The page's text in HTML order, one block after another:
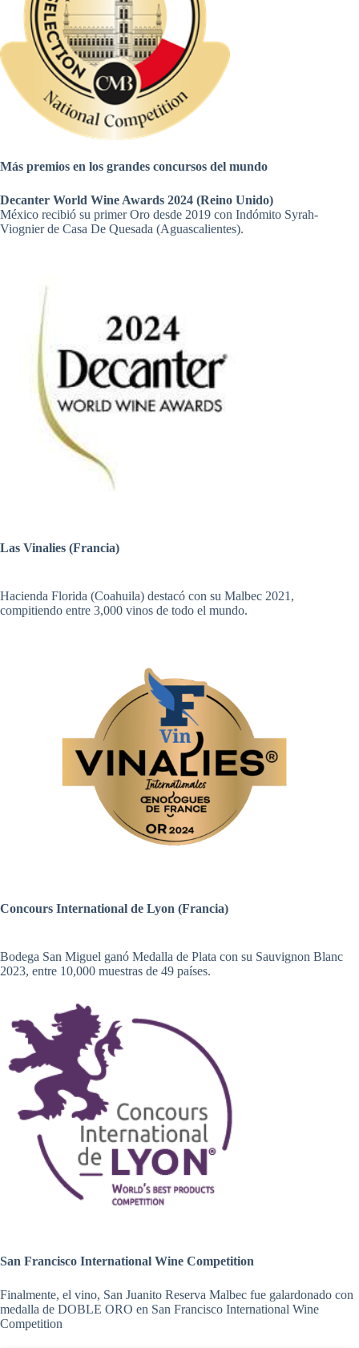
Más premios en los grandes concursos del mundo
Decanter World Wine Awards 2024 (Reino Unido)
México recibió su primer Oro desde 2019 con Indómito Syrah-
Viognier de Casa De Quesada (Aguascalientes).
Las Vinalies (Francia)
Hacienda Florida (Coahuila) destacó con su Malbec 2021,
compitiendo entre 3,000 vinos de todo el mundo.
Concours International de Lyon (Francia)
Bodega San Miguel ganó Medalla de Plata con su Sauvignon Blanc
2023, entre 10,000 muestras de 49 países.
San Francisco International Wine Competition
Finalmente, el vino, San Juanito Reserva Malbec fue galardonado con
medalla de DOBLE ORO en San Francisco International Wine
Competition